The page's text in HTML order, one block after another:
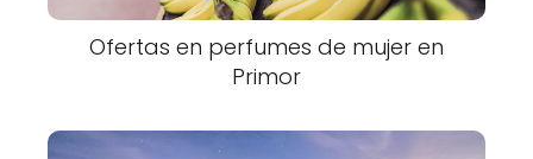
Ofertas en perfumes de mujer en
Primor